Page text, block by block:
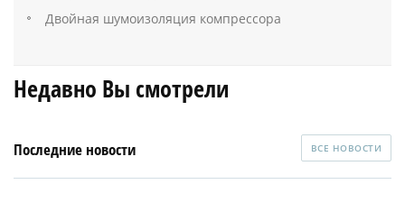
Двойная шумоизоляция компрессора
Недавно Вы смотрели
Последние новости ВСЕ НОВОСТИ